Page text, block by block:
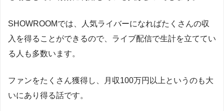
SHOWROOMでは、人気ライバーになればたくさんの収
入を得ることができるので、ライブ配信で生計を立ててい
る人も多数います。
ファンをたくさん獲得し、月収100万円以上というのも大
いにあり得る話です。